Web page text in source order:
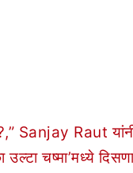
Sanjay Raut
उल्टा चष्मा’मध्ये